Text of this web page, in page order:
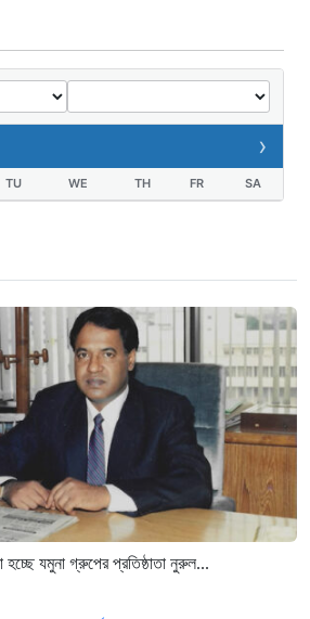
›
TU WE TH FR SA
হচ্ছে যমুনা গ্রুপের প্রতিষ্ঠাতা নুরুল...